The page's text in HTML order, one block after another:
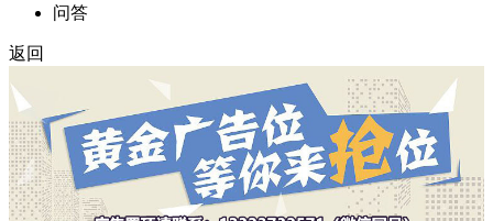
问答
返回